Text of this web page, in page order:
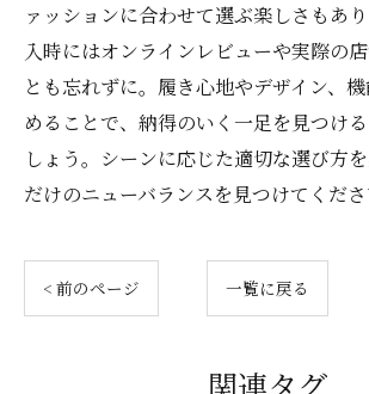
ァッションに合わせて選ぶ楽しさもあ
入時にはオンラインレビューや実際の
とも忘れずに。履き心地やデザイン、
めることで、納得のいく一足を見つけ
しょう。シーンに応じた適切な選び方
だけのニューバランスを見つけてくださ
< 前のページ 一覧に戻る
関連タグ